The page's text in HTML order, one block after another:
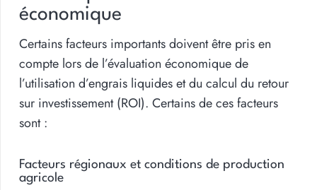
économique
Certains facteurs importants doivent être pris en
compte lors de l’évaluation économique de
l’utilisation d’engrais liquides et du calcul du retour
sur investissement (ROI). Certains de ces facteurs
sont :
Facteurs régionaux et conditions de production
agricole